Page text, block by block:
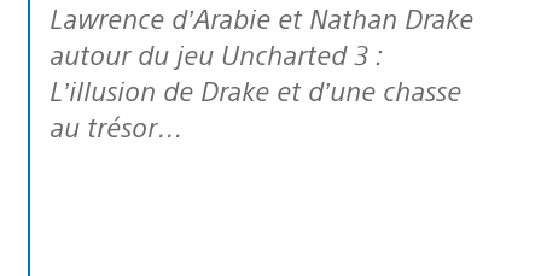
Lawrence d’Arabie et Nathan Drake
autour du jeu Uncharted 3 :
L’illusion de Drake et d’une chasse
au trésor…